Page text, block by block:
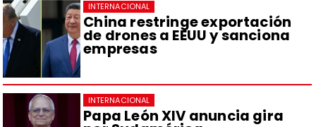
China restringe exportación
de drones a EEUU y sanciona
empresas
INTERNACIONAL
Papa León XIV anuncia gira
INTERNACIONAL